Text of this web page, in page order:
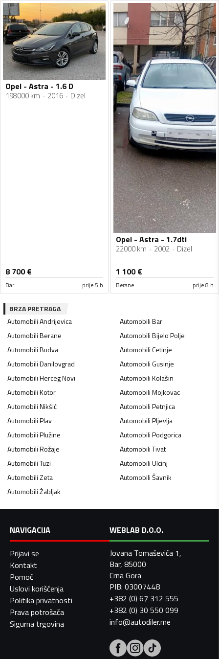
Opel - Astra - 1.6 D
198000 km 2016 Dizel
8 700€
Bar prije 5 h
Opel - Astra - 1.7dti
22000 km 2002 Dizel
1 100€
Berane prije 8 h
BRZA PRETRAGA
AutomobiliAndrijevica AutomobiliBar
AutomobiliBerane AutomobiliBijelo Polje
AutomobiliBudva AutomobiliCetinje
AutomobiliDanilovgrad AutomobiliGusinje
AutomobiliHerceg Novi AutomobiliKolašin
AutomobiliKotor AutomobiliMojkovac
AutomobiliNikšić AutomobiliPetnjica
AutomobiliPlav AutomobiliPljevlja
AutomobiliPlužine AutomobiliPodgorica
AutomobiliRožaje AutomobiliTivat
AutomobiliTuzi AutomobiliUlcinj
AutomobiliZeta AutomobiliŠavnik
AutomobiliŽabljak
NAVIGACIJA
Prijavi se
Kontakt
Pomoć
Uslovi korišćenja
Politika privatnosti
Prava potrošača
Sigurna trgovina
WEBLAB D.O.O.
Jovana Tomaševića 1,
Bar, 85000
Crna Gora
PIB: 03007448
+382 (0) 67 312 555
+382 (0) 30 550 099
info@autodiler.me